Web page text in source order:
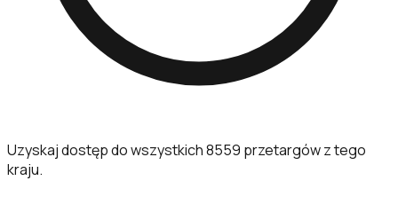
Uzyskaj dostęp do wszystkich 8559 przetargów z tego
kraju.